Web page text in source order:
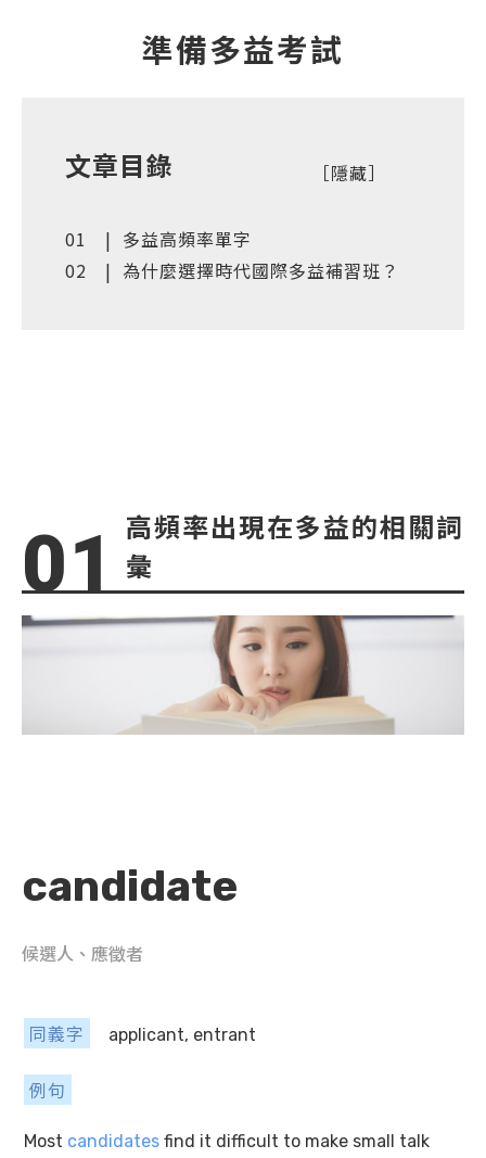
準備多益考試
文章目錄
多益高頻率單字
為什麼選擇時代國際多益補習班？
準備多益考試—
高頻率出現在多益的相關詞
彙
candidate
候選人、應徵者
同義字 applicant, entrant
例句
Most candidates find it difficult to make small talk